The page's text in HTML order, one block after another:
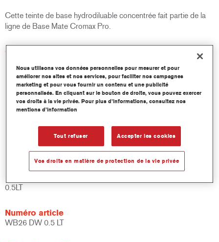
Cette teinte de base hydrodiluable concentrée fait partie de la
ligne de Base Mate Cromax Pro.
Caractéristiques du produit
Excellent pouvoir couvrant avec une précision colorimétrique
remarquable.
Rapide et économique à utiliser, permettant d'augmenter le
rendement et la productivité.
Fait partie d'un système dédié et complet de teintes de base
Large fenêtre d'application.
Flexible - peut être utilisé dans différentes conditions
climatiques et avec différentes techniques d'application.
0.5LT
Numéro article
WB26 DW 0.5 LT
Nous utilisons vos données personnelles pour mesurer et pour
améliorer nos sites et nos services, pour faciliter nos campagnes
marketing et pour vous fournir un contenu et une publicité
personnalisés. En cliquant sur le bouton de droite, vous pouvez exercer
vos droits à la vie privée. Pour plus d’informations, consultez nos
mentions d’information
Tout refuser Accepter les cookies
Vos droits en matière de protection de la vie privée